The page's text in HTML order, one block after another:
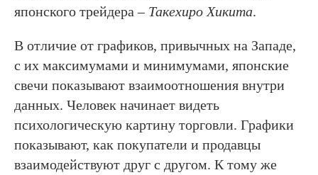
японского трейдера – Такехиро Хикита.
В отличие от графиков, привычных на Западе,
с их максимумами и минимумами, японские
свечи показывают взаимоотношения внутри
данных. Человек начинает видеть
психологическую картину торговли. Графики
показывают, как покупатели и продавцы
взаимодействуют друг с другом. К тому же